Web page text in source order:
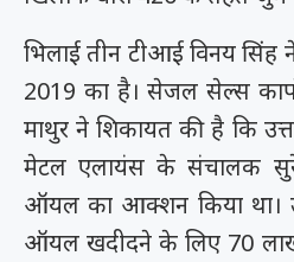
भिलाई तीन टीआई विनय सिंह
2019 का है। सेजल सेल्स
माथुर ने शिकायत की है कि
मेटल एलायंस के संचालक
ऑयल का आक्शन किया
ऑयल खदीदने के लिए 70